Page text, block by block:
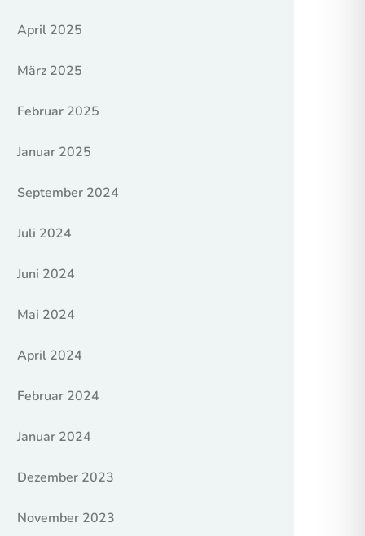
April 2025
März 2025
Februar 2025
Januar 2025
September 2024
Juli 2024
Juni 2024
Mai 2024
April 2024
Februar 2024
Januar 2024
Dezember 2023
November 2023